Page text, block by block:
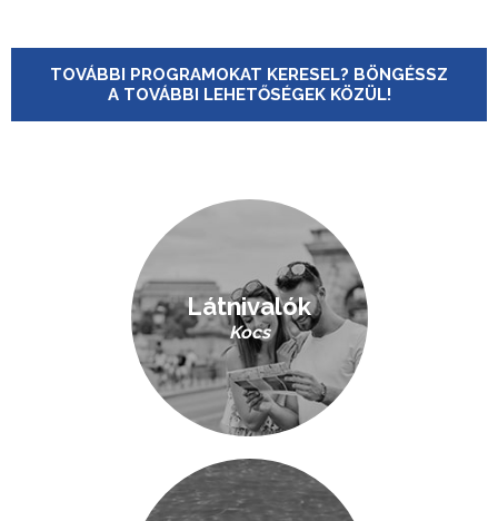
TOVÁBBI PROGRAMOKAT KERESEL? BÖNGÉSSZ
A TOVÁBBI LEHETŐSÉGEK KÖZÜL!
Látnivalók
Kocs